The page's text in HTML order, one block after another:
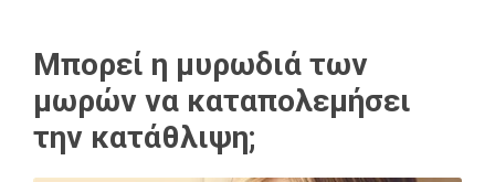
Μπορεί η μυρωδιά των
μωρών να καταπολεμήσει
την κατάθλιψη;